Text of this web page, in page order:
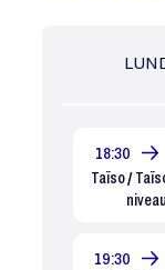
18:30
Taïso /
19:30